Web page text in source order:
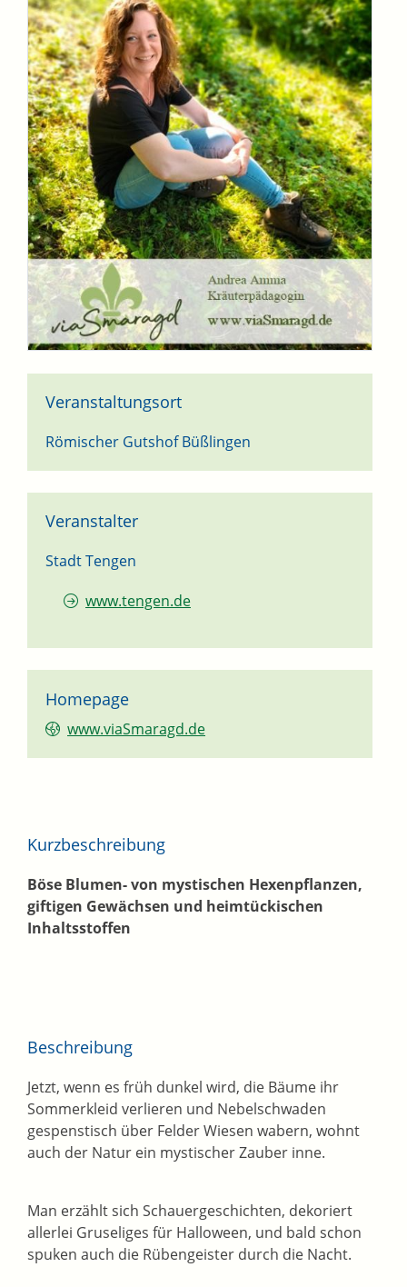
Homepage
www.viaSmaragd.de
Kurzbeschreibung
Böse Blumen- von mystischen Hexenpflanzen,
giftigen Gewächsen und heimtückischen
Inhaltsstoffen
Beschreibung
Jetzt, wenn es früh dunkel wird, die Bäume ihr
Sommerkleid verlieren und Nebelschwaden
gespenstisch über Felder Wiesen wabern, wohnt
auch der Natur ein mystischer Zauber inne.
Man erzählt sich Schauergeschichten, dekoriert
allerlei Gruseliges für Halloween, und bald schon
spuken auch die Rübengeister durch die Nacht.
Veranstaltungsort
Römischer Gutshof Büßlingen
Veranstalter
Stadt Tengen
www.tengen.de